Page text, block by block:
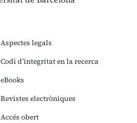
Aspectes legals
Codi d’integritat en la recerca
eBooks
Revistes electròniques
Accés obert